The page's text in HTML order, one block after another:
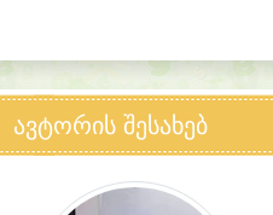
ავტორის შესახებ